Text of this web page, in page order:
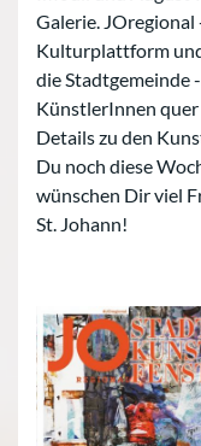
Galerie.
Kulturplattform
die Stadtgemeinde
KünstlerInnen quer
Details zu den
Du noch diese
wünschen Dir viel
St. Johann!